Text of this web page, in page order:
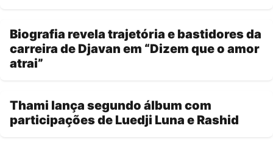
Biografia revela trajetória e bastidores da
carreira de Djavan em “Dizem que o amor
atrai”
Thami lança segundo álbum com
participações de Luedji Luna e Rashid